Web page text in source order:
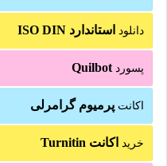
دانلود استاندارد ISO DIN
پسورد Quilbot
اکانت پرمیوم گرامرلی
خرید اکانت Turnitin